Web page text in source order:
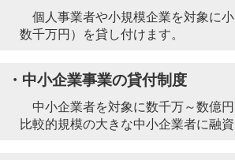
個人事業者や小規模企業を対象に
数千万円）を貸し付けます。
・中小企業事業の貸付制度
中小企業者を対象に数千万～数億円
比較的規模の大きな中小企業者に融資